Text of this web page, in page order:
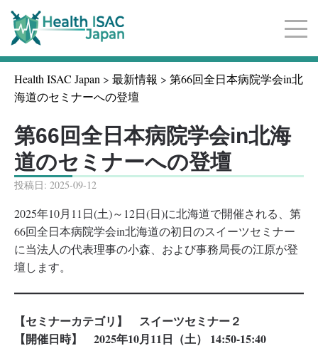
ト
ョ
Health ISAC Japan > 最新情報 > 第66回全日本病院学会in北
海道のセミナーへの登壇
第66回全日本病院学会in北海
道のセミナーへの登壇
投稿日: 2025-09-12
2025年10月11日(土)～12日(日)に北海道で開催される、第
66回全日本病院学会in北海道の初日のスイーツセミナー
に当法人の代表理事の小森、および事務局長の江原が登
壇します。
【セミナーカテゴリ】 スイーツセミナー２
【開催日時】 2025年10月11日（土） 14:50-15:40